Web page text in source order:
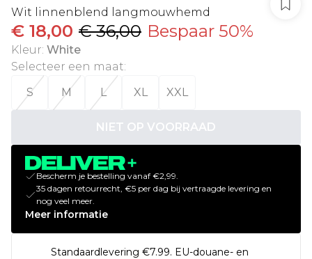
Wit linnenblend langmouwhemd
€ 18,00 € 36,00 Bespaar 50%
Kleur: White
Selecteer een maat:
S
M L XL XXL
NIET OP VOORRAAD
Bescherm je bestelling vanaf €2,99.
35 dagen retourrecht, €5 per dag bij vertraagde levering en
nog veel meer.
Meer informatie
Standaardlevering €7.99. EU-douane- en